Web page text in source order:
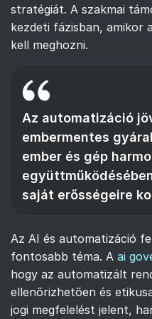
stratégiát. A szakmai
kezdeti fázisban, amikor
kell meghozni.
Az automatizáció
embermentes
ember és gép
saját erősségeire
Az AI és automatizáció
fontosabb téma. A ai
hogy az automatizált
ellenőrizhetően és
jogi megfelelést jelent,